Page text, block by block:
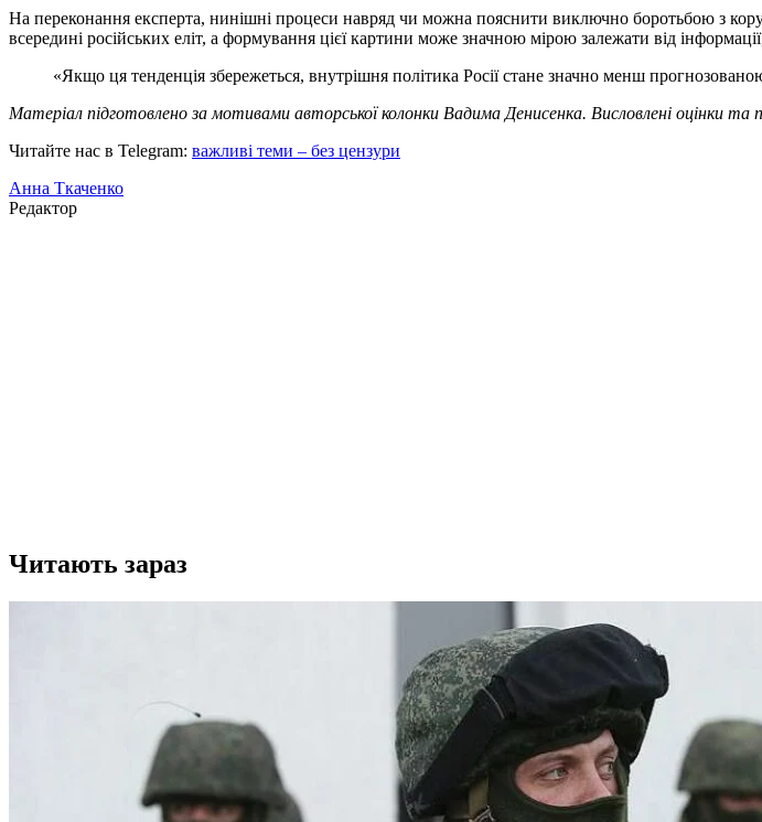
На переконання експерта, нинішні процеси навряд чи можна пояснити виключно боротьбою з
всередині російських еліт, а формування цієї картини може значною мірою залежати від
«Якщо ця тенденція збережеться, внутрішня політика Росії стане значно менш
Матеріал підготовлено за мотивами авторської колонки Вадима Денисенка. Висловлені оцінки та
Читайте нас в Telegram: важливі теми – без цензури
Анна Ткаченко
Редактор
Читають зараз